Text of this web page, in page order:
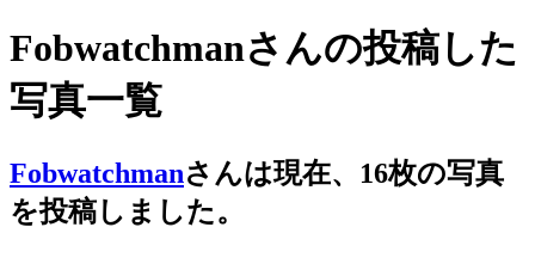
Fobwatchmanさんの投稿した
写真一覧
Fobwatchmanさんは現在、 16枚の写真
を投稿しました。